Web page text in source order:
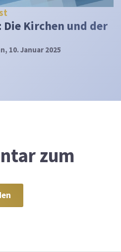
Die Kirchen und der
10. Januar 2025
zum